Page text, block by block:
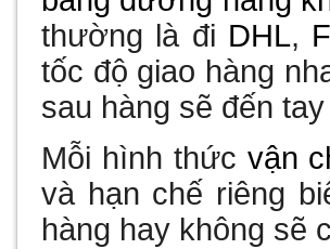
thường là đi DHL,
tốc độ giao hàng
sau hàng sẽ đến
Mỗi hình thức vận
và hạn chế riêng
hàng hay không sẽ